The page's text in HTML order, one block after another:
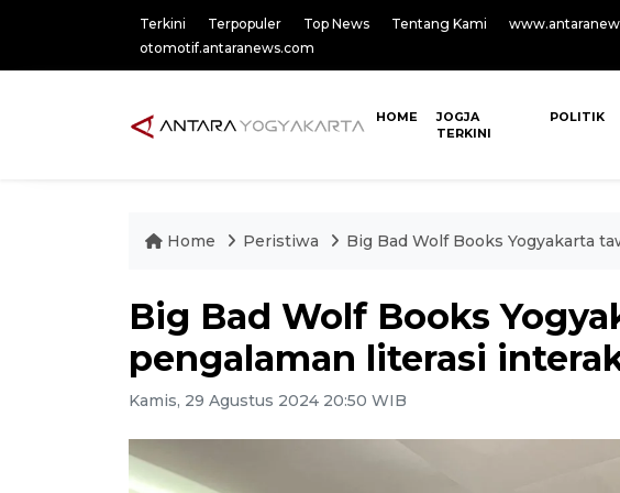
Terkini Terpopuler Top News Tentang Kami
otomotif.antaranews.com
HOME
JOGJA
TERKINI
POLITIK
Home Peristiwa Big Bad Wolf Books Yogyakarta
Big Bad Wolf Books
pengalaman literasi
Kamis, 29 Agustus 2024 20:50 WIB